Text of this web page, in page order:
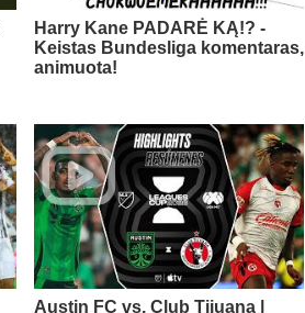
Harry Kane PADARĖ KĄ!? -
Keistas Bundesliga komentaras,
animuota!
Austin FC vs. Club Tijuana |